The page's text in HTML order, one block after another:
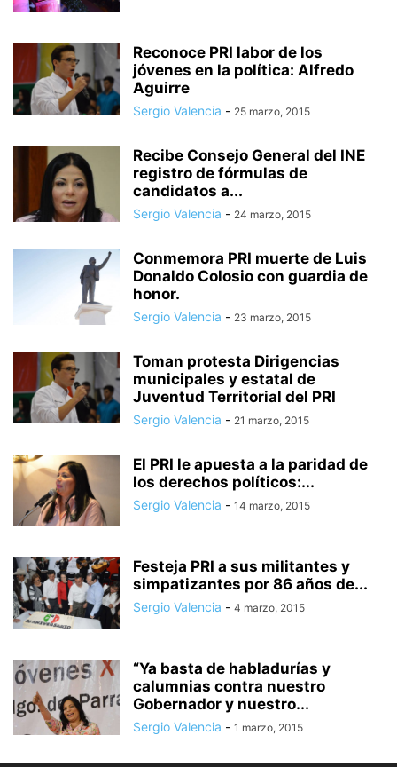
Reconoce PRI labor de los
jóvenes en la política: Alfredo
Aguirre
Sergio Valencia - 25 marzo, 2015
Recibe Consejo General del INE
registro de fórmulas de
candidatos a...
Sergio Valencia - 24 marzo, 2015
Conmemora PRI muerte de Luis
Donaldo Colosio con guardia de
honor.
Sergio Valencia - 23 marzo, 2015
Toman protesta Dirigencias
municipales y estatal de
Juventud Territorial del PRI
Sergio Valencia - 21 marzo, 2015
El PRI le apuesta a la paridad de
los derechos políticos:...
Sergio Valencia - 14 marzo, 2015
Festeja PRI a sus militantes y
simpatizantes por 86 años de...
Sergio Valencia - 4 marzo, 2015
“Ya basta de habladurías y
calumnias contra nuestro
Gobernador y nuestro...
Sergio Valencia - 1 marzo, 2015